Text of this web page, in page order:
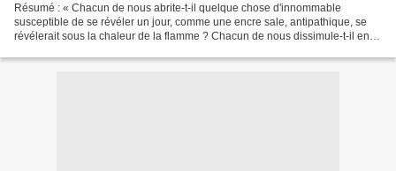
Résumé : « Chacun de nous abrite-t-il quelque chose d'innommable
susceptible de se révéler un jour, comme une encre sale, antipathique, se
révélerait sous la chaleur de la flamme ? Chacun de nous dissimule-t-il en